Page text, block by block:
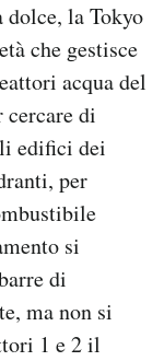
dolce, la Tokyo
che gestisce
acqua del
cercare di
edifici dei
per
si
di
ma non si
1 e 2 il